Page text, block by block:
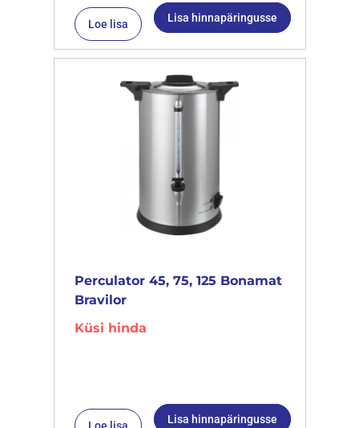
Loe lisa Lisa hinnapäringusse
Perculator 45, 75, 125 Bonamat
Bravilor
Küsi hinda
Lisa hinnapäringusse